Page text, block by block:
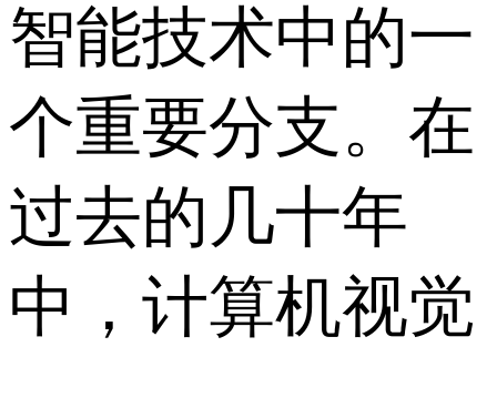
智能技术中的一
个重要分支。在
过去的几十年
中，计算机视觉